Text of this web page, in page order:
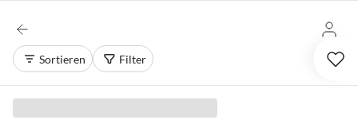
Sortieren Filter